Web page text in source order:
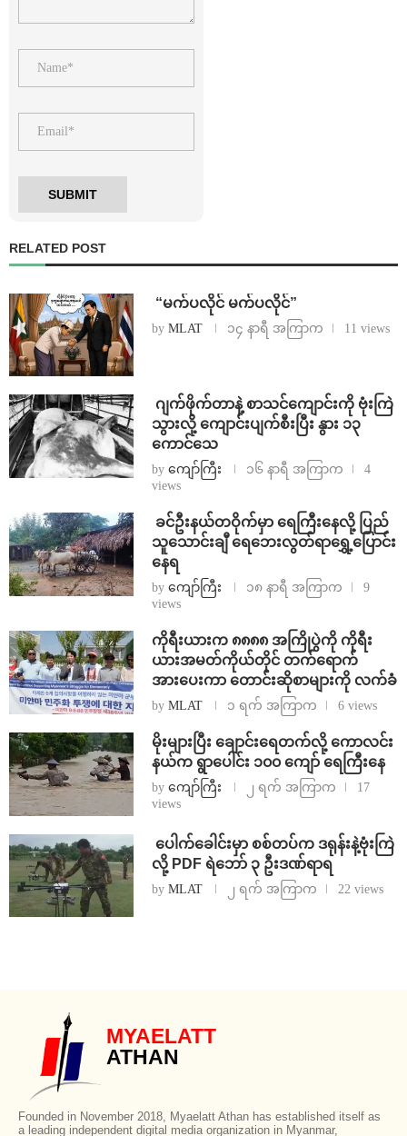
RELATED POST
⁨ ⁨“မက်ပလိုင် မက်ပလိုင်”
by MLAT ၁၄ နာရီ အကြာက 11 views
⁨⁩ ⁨ဂျက်ဖိုက်တာနဲ့ စာသင်ကျောင်းကို ဗုံးကြဲ
သွားလို့ ကျောင်းပျက်စီးပြီး နွား ၁၃
ကောင်သေ
by ကျော်ကြီး ၁၆ နာရီ အကြာက
4
views
⁩ ⁨ခင်ဦးနယ်တဝိုက်မှာ ရေကြီးနေလို့ ပြည်
သူသောင်းချီ ရေဘေးလွတ်ရာရွှေ့ပြောင်း
နေရ
by ကျော်ကြီး ၁၈ နာရီ အကြာက
9
views
ကိုရီးယားက ၈၈၈၈ အကြိုပွဲကို ကိုရီး
ယားအမတ်ကိုယ်တိုင် တက်ရောက်
အားပေးကာ တောင်းဆိုစာများကို လက်ခံ
by MLAT ၁ ရက် အကြာက 6 views
⁨မိုးများပြီး ချောင်းရေတက်လို့ ကောလင်း
နယ်က ရွာပေါင်း ၁၀၀ ကျော် ရေကြီးနေ
by ကျော်ကြီး ၂ ရက် အကြာက
17
views
⁩ ⁨ပေါက်ခေါင်းမှာ စစ်တပ်က ဒရုန်းနဲ့ဗုံးကြဲ
လို့ PDF ရဲဘော် ၃ ဦးဒဏ်ရာရ
by MLAT ၂ ရက် အကြာက 22 views
MYAELATT
ATHAN
Founded in November 2018, Myaelatt Athan has established itself as
a leading independent digital media organization in Myanmar,